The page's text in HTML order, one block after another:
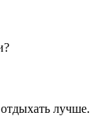
лучше.